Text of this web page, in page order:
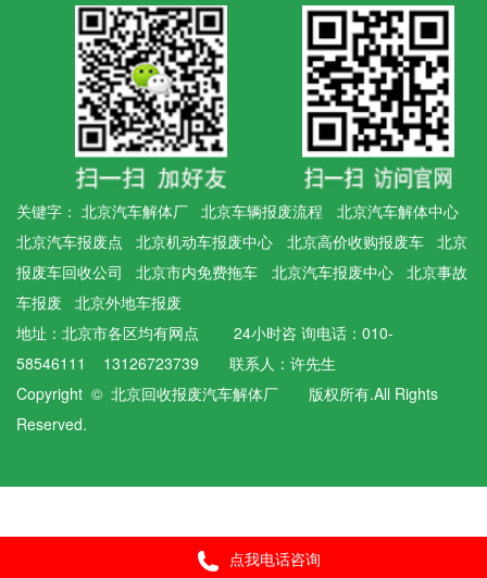
关键字： 北京汽车解体厂 北京车辆报废流程
北京汽车解体中心
北京汽车报废点
北京机动车报废中心 北京高价收购报废车
北京
报废车回收公司
北京市内免费拖车 北京汽车报废中心
北京事故
车报废
北京外地车报废
地址：北京市各区均有网点 24小时咨 询电话：010-
58546111 13126723739 联系人：许先生
Copyright © 北京回收报废汽车解体厂 版权所有.All Rights
Reserved.
点我电话咨询